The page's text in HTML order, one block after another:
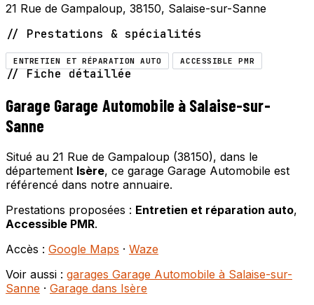
21 Rue de Gampaloup, 38150, Salaise-sur-Sanne
// Prestations & spécialités
ENTRETIEN ET RÉPARATION AUTO ACCESSIBLE PMR
// Fiche détaillée
Garage Garage Automobile à Salaise-sur-
Sanne
Situé au 21 Rue de Gampaloup (38150), dans le
département Isère, ce garage Garage Automobile est
référencé dans notre annuaire.
Prestations proposées : Entretien et réparation auto,
Accessible PMR.
Accès : Google Maps · Waze
Voir aussi : garages Garage Automobile à Salaise-sur-
Sanne · Garage dans Isère